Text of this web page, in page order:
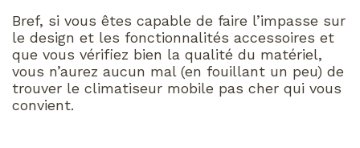
Bref, si vous êtes capable de faire l’impasse sur
le design et les fonctionnalités accessoires et
que vous vérifiez bien la qualité du matériel,
vous n’aurez aucun mal (en fouillant un peu) de
trouver le climatiseur mobile pas cher qui vous
convient.